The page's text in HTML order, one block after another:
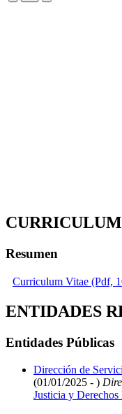
CURRICULUM
Resumen
Curriculum Vitae (Pdf,
ENTIDADES
Entidades Públicas
Dirección de
(01/01/2025 - )
Justicia y Derechos